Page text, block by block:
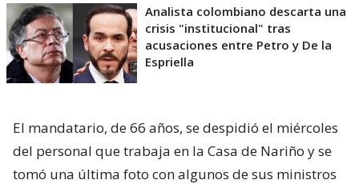
Analista colombiano descarta una
crisis "institucional" tras
acusaciones entre Petro y De la
Espriella
El mandatario, de 66 años, se despidió el miércoles
del personal que trabaja en la Casa de Nariño y se
tomó una última foto con algunos de sus ministros